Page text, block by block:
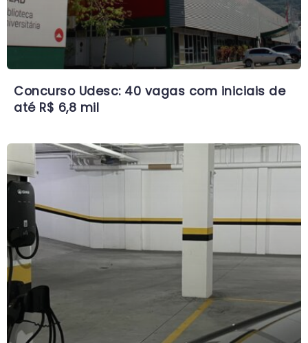
Concurso Udesc: 40 vagas com iniciais de
até R$ 6,8 mil